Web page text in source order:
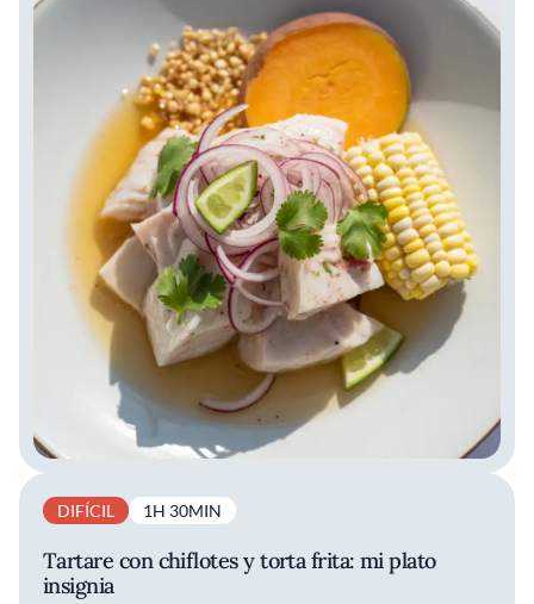
DIFÍCIL 1H 30MIN
Tartare con chiflotes y torta frita: mi plato
insignia